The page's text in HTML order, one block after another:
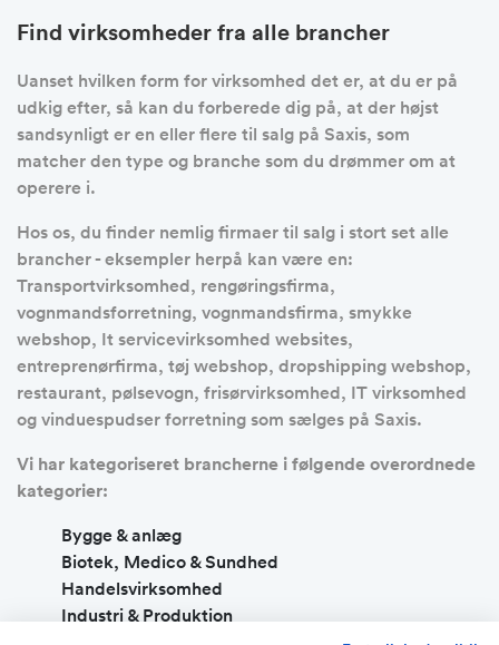
Find virksomheder fra alle brancher
Uanset hvilken form for virksomhed det er, at du er på
udkig efter, så kan du forberede dig på, at der højst
sandsynligt er en eller flere til salg på Saxis, som
matcher den type og branche som du drømmer om at
operere i.
Hos os, du finder nemlig firmaer til salg i stort set alle
brancher - eksempler herpå kan være en:
Transportvirksomhed, rengøringsfirma,
vognmandsforretning, vognmandsfirma, smykke
webshop, It servicevirksomhed websites,
entreprenørfirma, tøj webshop, dropshipping webshop,
restaurant, pølsevogn, frisørvirksomhed, IT virksomhed
og vinduespudser forretning som sælges på Saxis.
Vi har kategoriseret brancherne i følgende overordnede
kategorier:
Bygge & anlæg
Biotek, Medico & Sundhed
Handelsvirksomhed
Industri & Produktion